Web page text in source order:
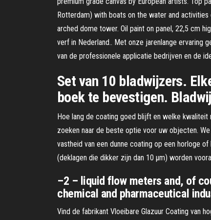
Rotterdam) with boats on the water and
arched dome tower. Oil paint on panel, 22,5 cm
verf in Nederland.. Met onze jarenlange ervaring
van de professionele applicatie bedrijven en de
Set van 10 bladwijzers.
boek te bevestigen.
Hoe lang de coating goed blijft en welke
zoeken naar de beste optie voor uw objecten.
vastheid van een dunne coating op een horloge
(deklagen die dikker zijn dan 10 µm) worden
–2 – liquid flow meters and, of
chemical and pharmaceutical
Vind de fabrikant Vloeibare Glazuur Coating van